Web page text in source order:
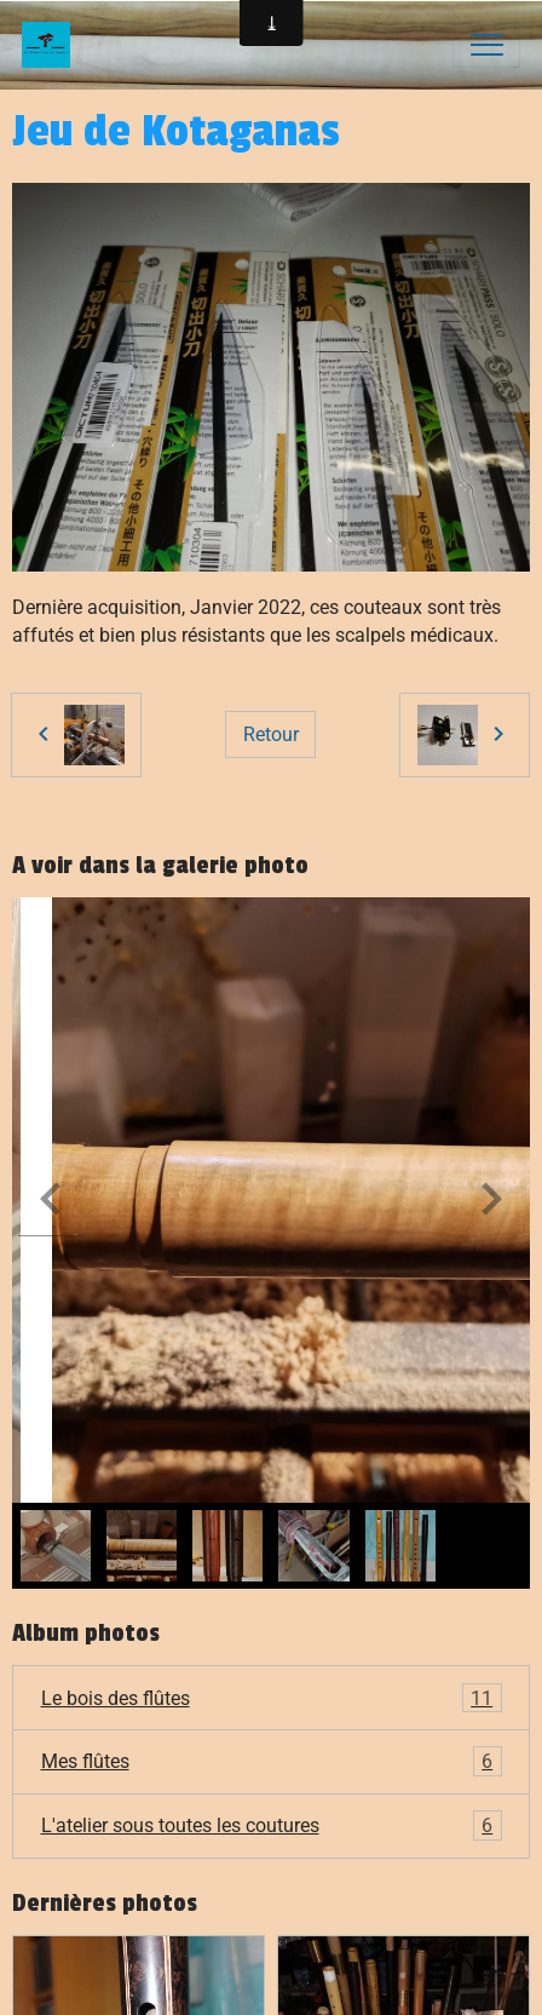
Jeu de Kotaganas
Dernière acquisition, Janvier 2022, ces couteaux sont très
affutés et bien plus résistants que les scalpels médicaux.
Retour
A voir dans la galerie photo
Album photos
Le bois des flûtes 11
Mes flûtes 6
L'atelier sous toutes les coutures 6
Dernières photos